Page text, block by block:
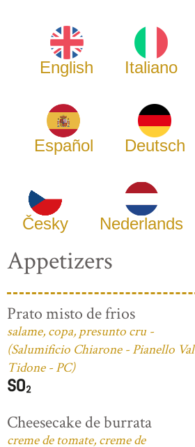
English Italiano
Español Deutsch
Česky Nederlands
Appetizers
Prato misto de frios
salame, copa, presunto cru -
(Salumificio Chiarone - Pianello Val
Tidone - PC)
Cheesecake de burrata
creme de tomate, creme de